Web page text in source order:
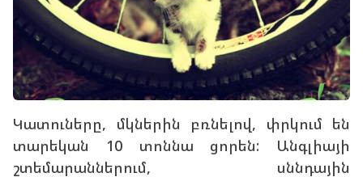
Կատուները, մկներին բռնելով, փրկում են
տարեկան 10 տոննա ցորեն: Անգլիայի
շտեմարաններում, սննդային